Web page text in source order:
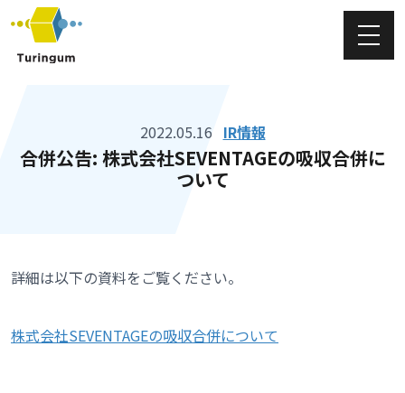
2022.05.16 IR情報
合併公告: 株式会社SEVENTAGEの吸収合併に
ついて
詳細は以下の資料をご覧ください。
株式会社SEVENTAGEの吸収合併について